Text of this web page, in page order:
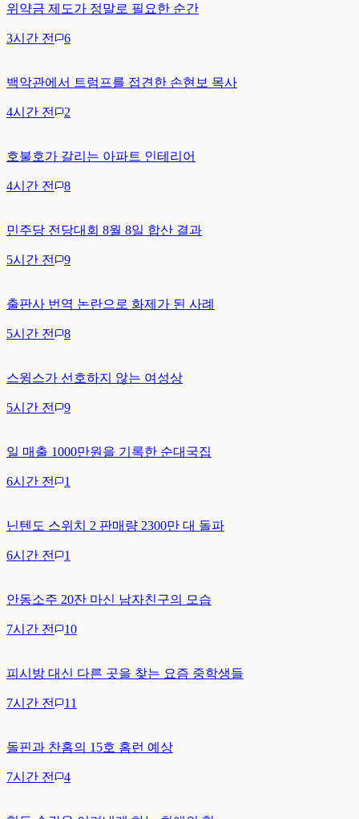
위약금 제도가 정말로 필요한 순간
3시간 전 6
백악관에서 트럼프를 접견한 손현보 목사
4시간 전 2
호불호가 갈리는 아파트 인테리어
4시간 전 8
민주당 전당대회 8월 8일 합산 결과
5시간 전 9
출판사 번역 논란으로 화제가 된 사례
5시간 전 8
스윙스가 선호하지 않는 여성상
5시간 전 9
일 매출 1000만원을 기록한 순대국집
6시간 전 1
닌텐도 스위치 2 판매량 2300만 대 돌파
6시간 전 1
안동소주 20잔 마신 남자친구의 모습
7시간 전 10
피시방 대신 다른 곳을 찾는 요즘 중학생들
7시간 전 11
돌핀과 찬홈의 15호 홈런 예상
7시간 전 4